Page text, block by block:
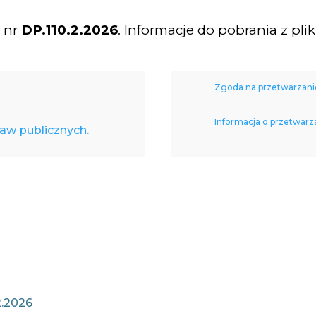
nr DP.110.2.2026. Informacje do pobrania z
publicznych.
Zgoda na
Informacja o